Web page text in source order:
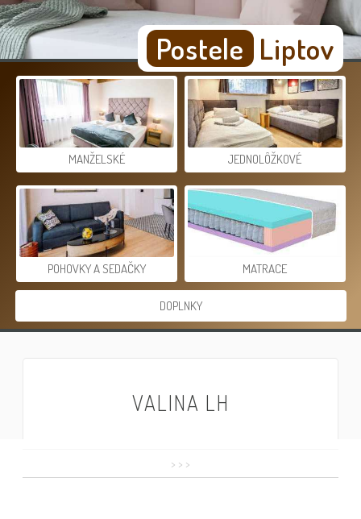
Postele Liptov
MANŽELSKÉ JEDNOLÔŽKOVÉ
POHOVKY A SEDAČKY MATRACE
DOPLNKY
VALINA LH
> > >